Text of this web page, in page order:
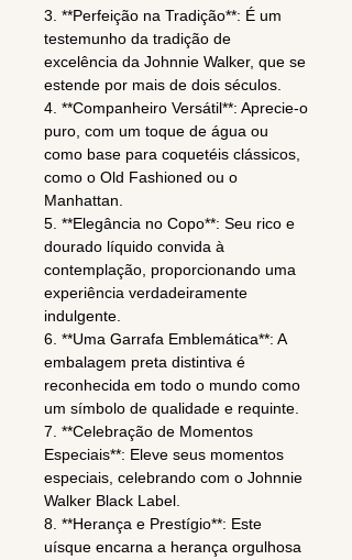
3. **Perfeição na Tradição**: É um
testemunho da tradição de
excelência da Johnnie Walker, que se
estende por mais de dois séculos.
4. **Companheiro Versátil**: Aprecie-o
puro, com um toque de água ou
como base para coquetéis clássicos,
como o Old Fashioned ou o
Manhattan.
5. **Elegância no Copo**: Seu rico e
dourado líquido convida à
contemplação, proporcionando uma
experiência verdadeiramente
indulgente.
6. **Uma Garrafa Emblemática**: A
embalagem preta distintiva é
reconhecida em todo o mundo como
um símbolo de qualidade e requinte.
7. **Celebração de Momentos
Especiais**: Eleve seus momentos
especiais, celebrando com o Johnnie
Walker Black Label.
8. **Herança e Prestígio**: Este
uísque encarna a herança orgulhosa